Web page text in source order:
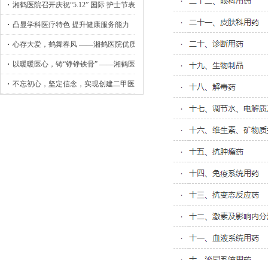
湘鹤医院召开庆祝“5.12” 国际 护士节表彰大会
凸显学科医疗特色 提升健康服务能力
心存大爱，鹤舞春风 ——湘鹤医院优质护理工作侧记
以暖暖医心，铸“铮铮铁骨” ——湘鹤医院骨外科小记
不忘初心，坚定信念，实现创建二甲医院目标